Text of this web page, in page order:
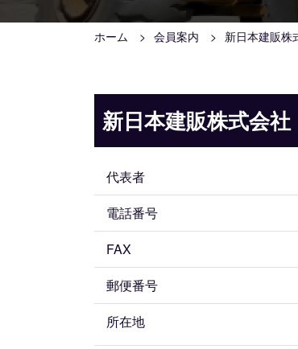
ホーム 会員案内 新日本建販
新日本建販株式会
代表者
電話番号
FAX
郵便番号
所在地